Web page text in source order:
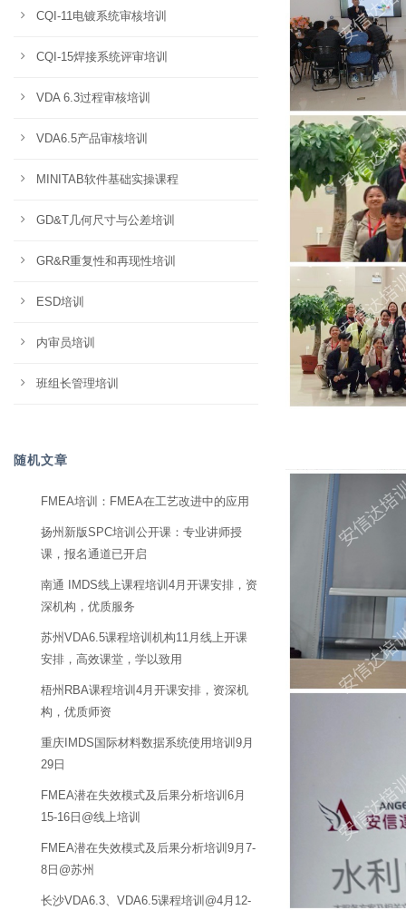
CQI-11电镀系统审核培训
CQI-15焊接系统评审培训
VDA 6.3过程审核培训
VDA6.5产品审核培训
MINITAB软件基础实操课程
GD&T几何尺寸与公差培训
GR&R重复性和再现性培训
ESD培训
内审员培训
班组长管理培训
随机文章
FMEA培训：FMEA在工艺改进中的应用
扬州新版SPC培训公开课：专业讲师授
课，报名通道已开启
南通 IMDS线上课程培训4月开课安排，资
深机构，优质服务
苏州VDA6.5课程培训机构11月线上开课
安排，高效课堂，学以致用
梧州RBA课程培训4月开课安排，资深机
构，优质师资
重庆IMDS国际材料数据系统使用培训9月
29日
FMEA潜在失效模式及后果分析培训6月
15-16日@线上培训
FMEA潜在失效模式及后果分析培训9月7-
8日@苏州
长沙VDA6.3、VDA6.5课程培训@4月12-